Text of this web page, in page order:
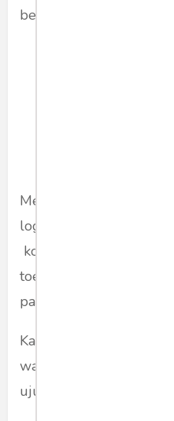
beserta turunan
Menjadi anak manis
logis untuk meraih
kontestasi pilpres
toel" mesra kubu
pasangan kekasih
Kalau benar begitu,
wajah, tersipu-sipu
ujung rambut. Aku